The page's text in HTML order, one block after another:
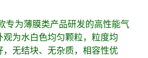
专为薄膜类产品研发的高性能气
观为水白色均匀颗粒，粒度均
，无结块、无杂质，相容性优